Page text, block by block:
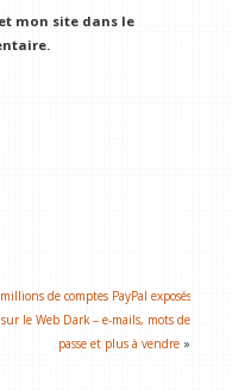
mon site dans le
de comptes PayPal exposés
sur le Web Dark – e-mails, mots de
passe et plus à vendre »